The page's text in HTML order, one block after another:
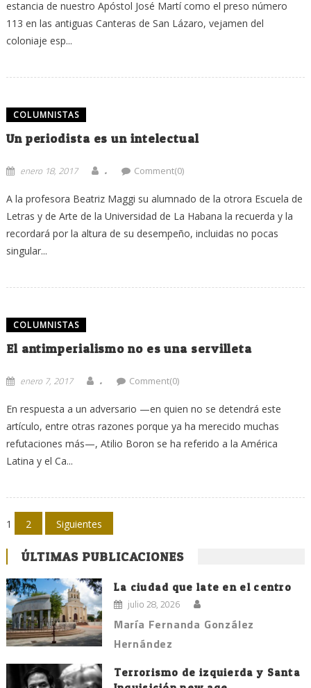
estancia de nuestro Apóstol José Martí como el preso número
113 en las antiguas Canteras de San Lázaro, vejamen del
coloniaje esp...
COLUMNISTAS
Un periodista es un intelectual
enero 18, 2017 . Comment(0)
A la profesora Beatriz Maggi su alumnado de la otrora Escuela de
Letras y de Arte de la Universidad de La Habana la recuerda y la
recordará por la altura de su desempeño, incluidas no pocas
singular...
COLUMNISTAS
El antimperialismo no es una servilleta
enero 7, 2017 . Comment(0)
En respuesta a un adversario —en quien no se detendrá este
artículo, entre otras razones porque ya ha merecido muchas
refutaciones más—, Atilio Boron se ha referido a la América
Latina y el Ca...
Navegación
de
entradas
1 2 Siguientes
ÚLTIMAS PUBLICACIONES
La ciudad que late en el centro
julio 28, 2026
María Fernanda González
Hernández
Terrorismo de izquierda y Santa